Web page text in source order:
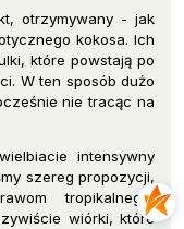
otrzymywany - jak
kokosa. Ich
które powstają po
W ten sposób dużo
nie tracąc na
intensywny
szereg propozycji,
tropikalnego,
wiórki, które